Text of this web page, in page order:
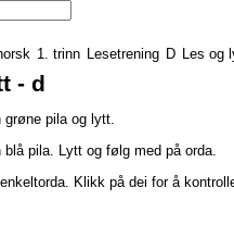
1. trinn Lesetrening D Les og
- d
grøne pila og lytt.
blå pila. Lytt og følg med på orda.
Klikk på dei for å